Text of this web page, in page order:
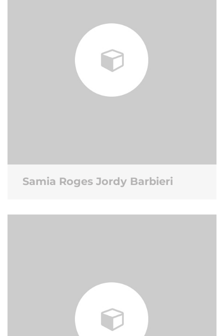
Samia Roges Jordy Barbieri